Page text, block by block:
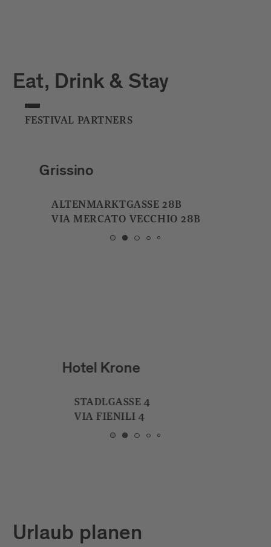
Eat, Drink & Stay
FESTIVAL PARTNERS
Grissino
ALTENMARKTGASSE 28B
VIA MERCATO VECCHIO 28B
Hotel Krone
STADLGASSE 4
VIA FIENILI 4
Urlaub planen